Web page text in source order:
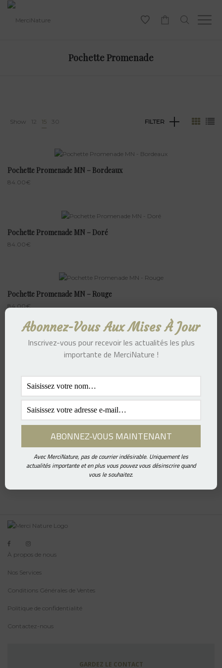
Pochette Promenade
Show 12 15 30 FILTER
Pochette Promenade MN – Bordeaux
84.00€
Pochette Promenade MN – Doré
84.00€
Pochette Promenade MN – Rouge
84.00€
Pochette Promenade MN – Bleu Électrique
Pochette Promenade MN – Violet
À propos de nous
Nos Services
Conditions Générales de Ventes
Politique de confidentialité
Contactez-nous
GARDEZ LE CONTACT
Abonnez-Vous Aux Mises À Jour
Inscrivez-vous pour recevoir les actualités les plus
importante de MerciNature !
Avec MerciNature, pas de courrier indésirable. Uniquement les
actualités importante et en plus vous pouvez vous désinscrire quand
vous le souhaitez.